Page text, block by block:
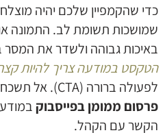
כדי שהקמפיין שלכם יהיה
שמושכות תשומת לב. התמונה או
באיכות גבוהה ולשדר את המסר
הטקסט במודעה צריך להיות
לפעולה ברורה (CTA). אל תשכחו לכלול את מילת המפתח
פרסום ממומן בפייסבוק
הקשר עם הקהל.